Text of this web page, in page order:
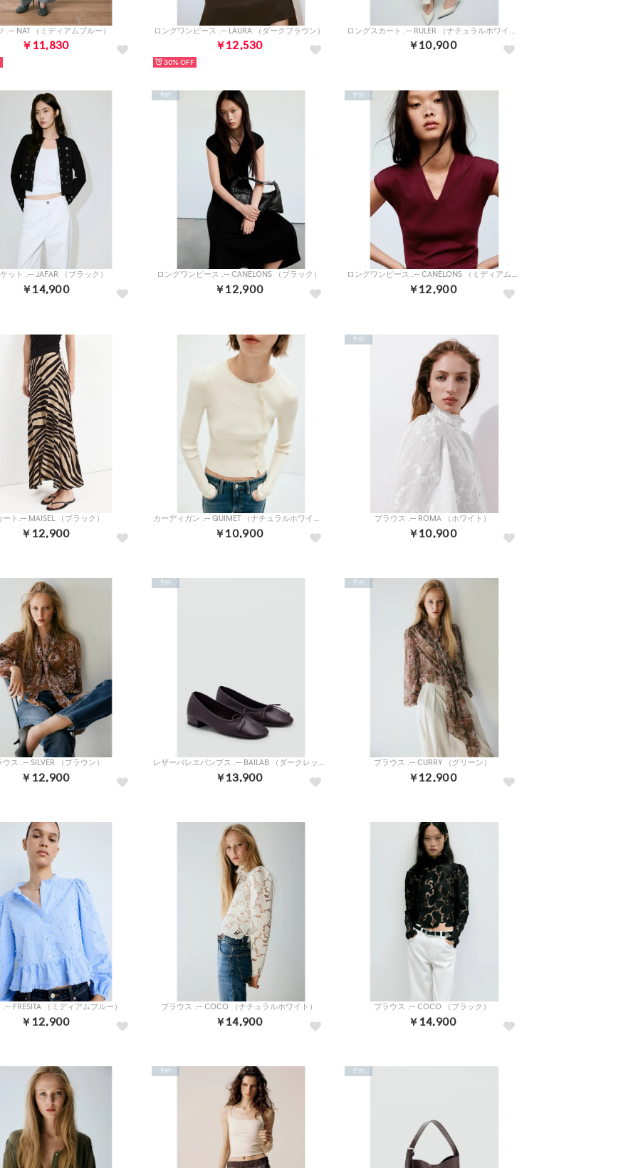
.-- NAT （ミディアムブルー）
￥11,830
ロングワンピース .-- LAURA （ダークブラウン）
￥12,530
30%
ロングスカート .-- RULER （ナチュラルホワイト）
￥10,900
ット .-- JAFAR （ブラック）
￥14,900
ロングワンピース .-- CANELONS （ブラック）
￥12,900
予約
ロングワンピース .-- CANELONS （ミディアムレッド）
￥12,900
予約
ート.-- MAISEL （ブラック）
￥12,900
カーディガン .-- QUIMET （ナチュラルホワイト）
￥10,900
ブラウス .-- ROMA （ホワイト）
￥10,900
予約
ス .-- SILVER （ブラウン）
￥12,900
レザーバレエパンプス .-- BAILAB （ダークレッド）
￥13,900
予約
ブラウス .-- CURRY （グリーン）
￥12,900
予約
FRESITA （ミディアムブルー）
￥12,900
ブラウス .-- COCO （ナチュラルホワイト）
￥14,900
ブラウス .-- COCO （ブラック）
￥14,900
予約 予約